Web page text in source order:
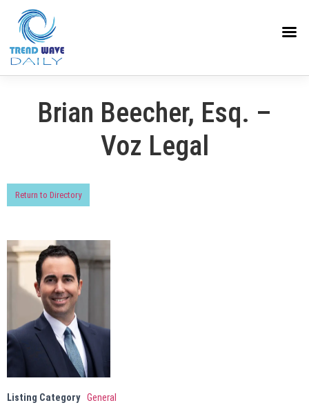
Brian Beecher, Esq. –
Voz Legal
Return to Directory
Listing Category General